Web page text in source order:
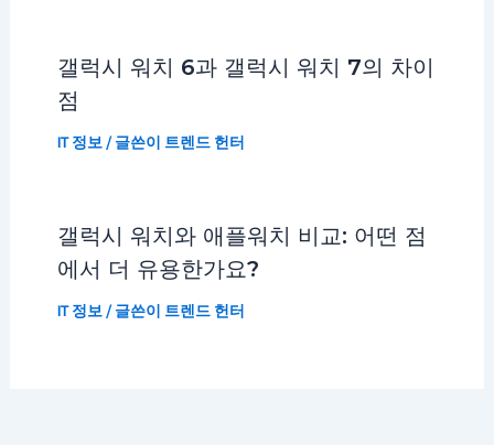
갤럭시 워치 6과 갤럭시 워치 7의 차이
점
IT 정보/ 글쓴이 트렌드 헌터
갤럭시 워치와 애플워치 비교: 어떤 점
에서 더 유용한가요?
IT 정보/ 글쓴이 트렌드 헌터